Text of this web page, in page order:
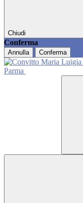
Chiudi
Conferma
Annulla Conferma
Parma